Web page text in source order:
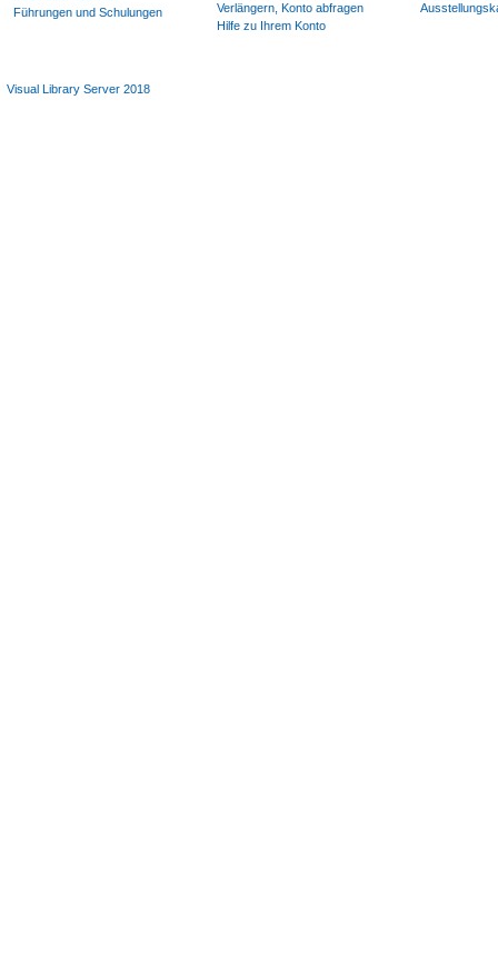
Führungen und Schulungen
Verlängern, Konto abfragen
Hilfe zu Ihrem Konto
Visual Library Server 2018